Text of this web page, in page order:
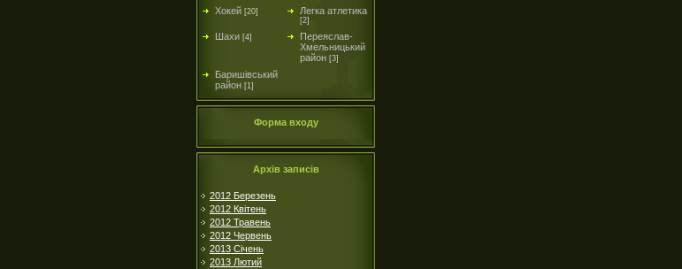
Хокей [20] Легка атлетика
[2]
Шахи [4]
Переяслав-
Хмельницький
район [3]
Баришівський
район [1]
Форма входу
Архів записів
2012 Березень
2012 Квітень
2012 Травень
2012 Червень
2013 Січень
2013 Лютий